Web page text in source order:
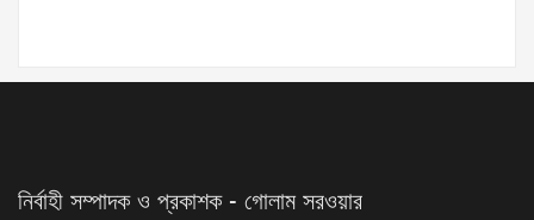
নির্বাহী সম্পাদক ও প্রকাশক - গোলাম সরওয়ার